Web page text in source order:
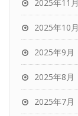
2025年11月
2025年10月
2025年9月
2025年8月
2025年7月